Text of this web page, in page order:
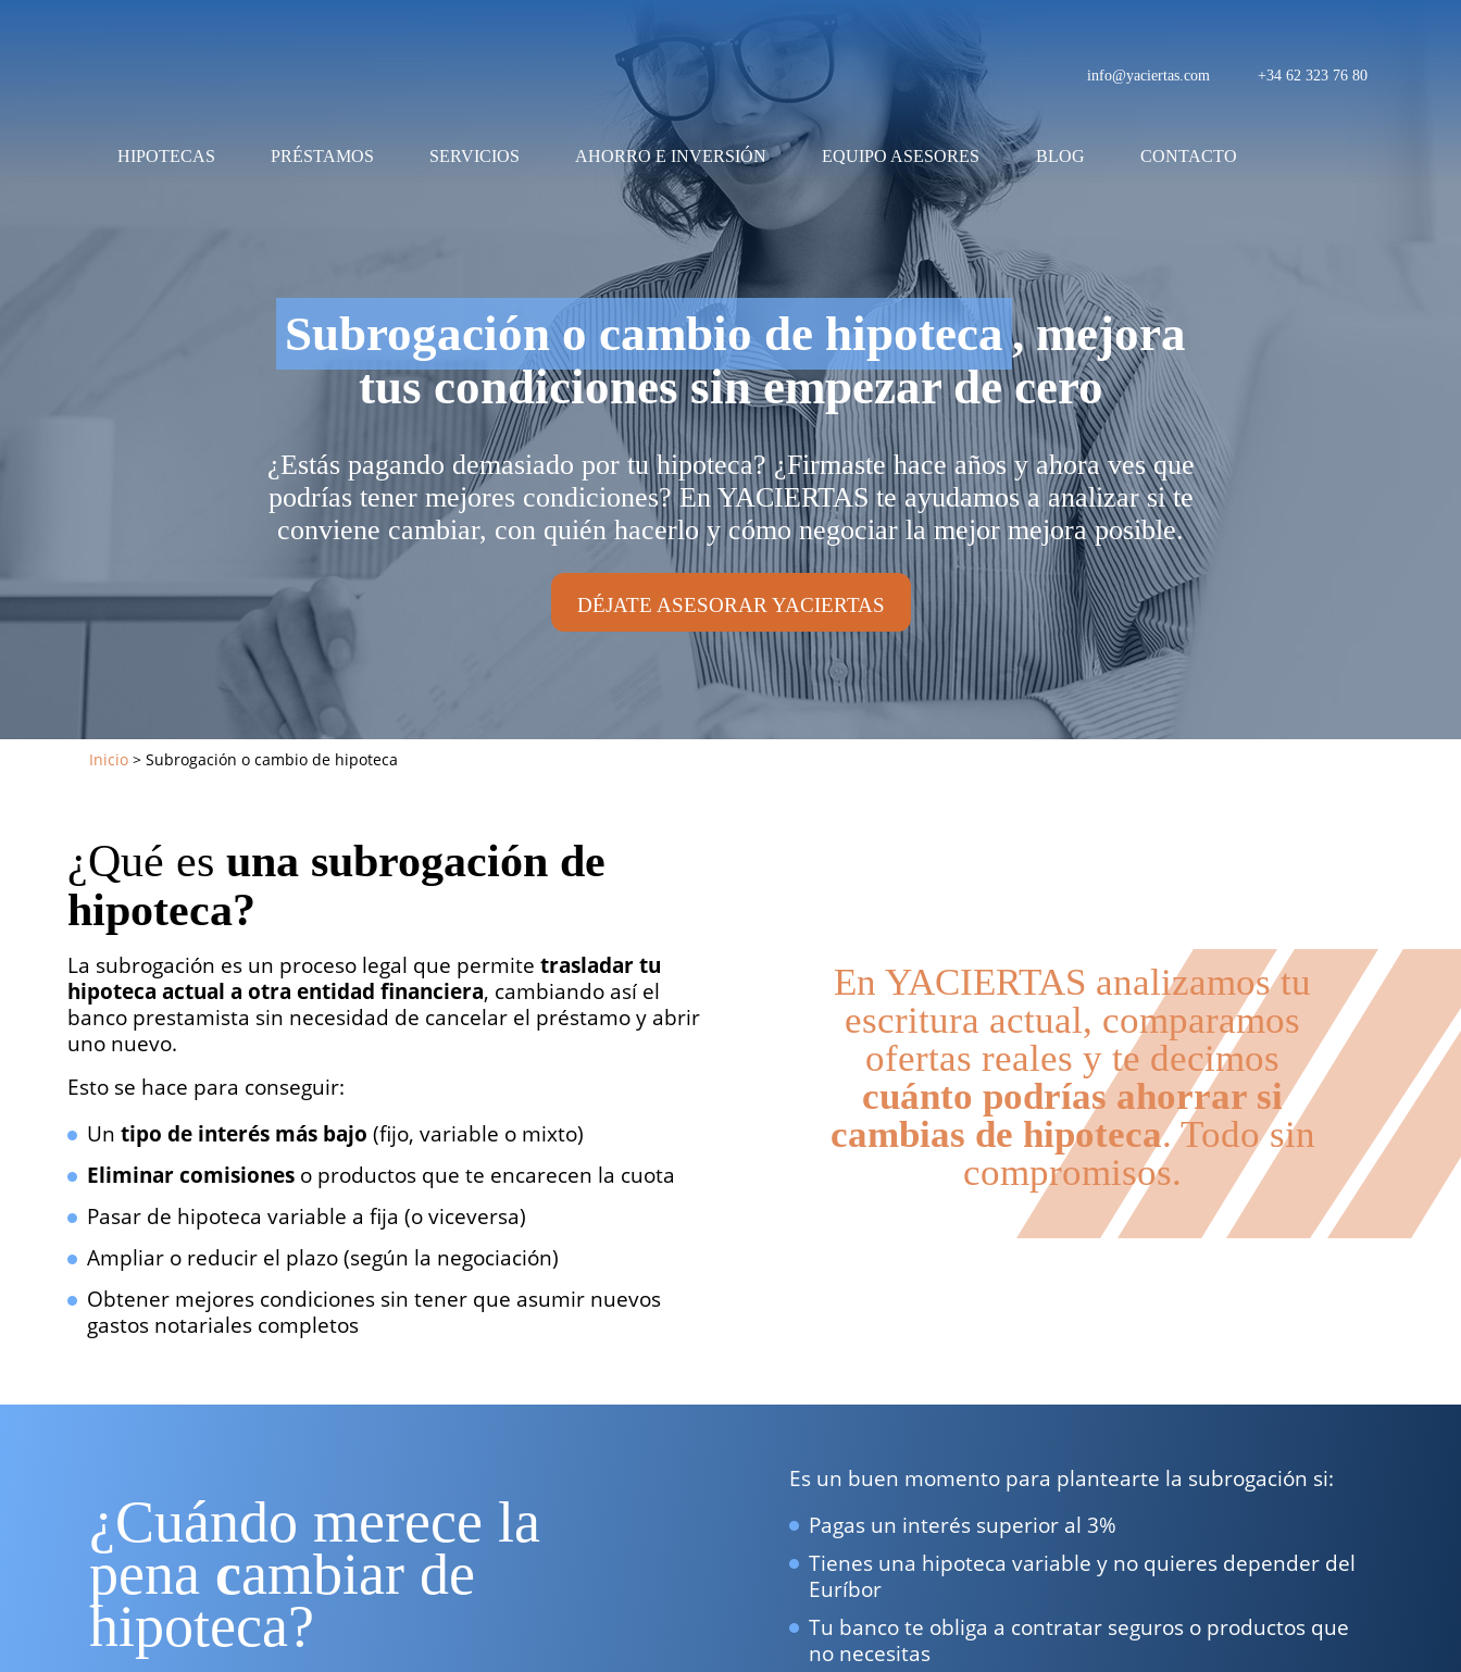
info@yaciertas.com +34 62 323 76 80
HIPOTECAS PRÉSTAMOS SERVICIOS AHORRO E INVERSIÓN EQUIPO ASESORES BLOG CONTACTO
Subrogación o cambio de hipoteca, mejora
tus condiciones sin empezar de cero
¿Estás pagando demasiado por tu hipoteca? ¿Firmaste hace años y ahora ves que
podrías tener mejores condiciones? En YACIERTAS te ayudamos a analizar si te
conviene cambiar, con quién hacerlo y cómo negociar la mejor mejora posible.
DÉJATE ASESORAR YACIERTAS
Inicio > Subrogación o cambio de hipoteca
¿Qué es una subrogación de
hipoteca?
La subrogación es un proceso legal que permite trasladar tu
hipoteca actual a otra entidad financiera, cambiando así el
banco prestamista sin necesidad de cancelar el préstamo y abrir
uno nuevo.
Esto se hace para conseguir:
Un tipo de interés más bajo (fijo, variable o mixto)
Eliminar comisioneso productos que te encarecen la cuota
Pasar de hipoteca variable a fija (o viceversa)
Ampliar o reducir el plazo (según la negociación)
Obtener mejores condiciones sin tener que asumir nuevos
gastos notariales completos
En YACIERTAS analizamos tu
escritura actual, comparamos
ofertas reales y te decimos
cuánto podrías ahorrar si
cambias de hipoteca. Todo sin
compromisos.
¿Cuándo merece la
pena cambiar de
hipoteca?
Es un buen momento para plantearte la subrogación si:
Pagas un interés superior al 3%
Tienes una hipoteca variable y no quieres depender del
Euríbor
Tu banco te obliga a contratar seguros o productos que
no necesitas